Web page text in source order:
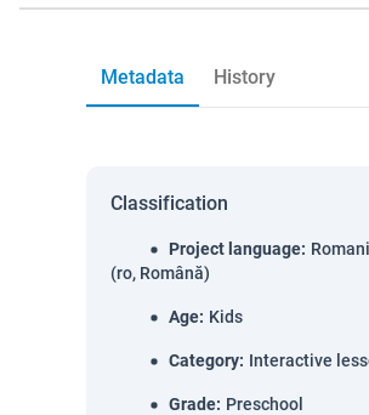
Metadata History
Classification
Project language:
(ro, Română)
Age: Kids
Category: Interactive
Grade: Preschool